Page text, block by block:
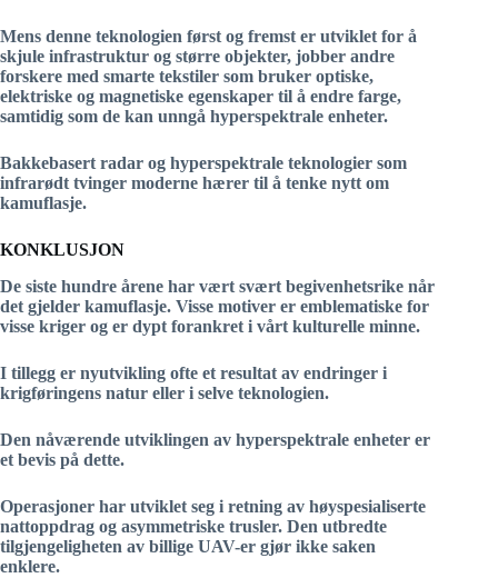
Mens denne teknologien først og fremst er utviklet for å
skjule infrastruktur og større objekter, jobber andre
forskere med smarte tekstiler som bruker optiske,
elektriske og magnetiske egenskaper til å endre farge,
samtidig som de kan unngå hyperspektrale enheter.
Bakkebasert radar og hyperspektrale teknologier som
infrarødt tvinger moderne hærer til å tenke nytt om
kamuflasje.
KONKLUSJON
De siste hundre årene har vært svært begivenhetsrike når
det gjelder kamuflasje. Visse motiver er emblematiske for
visse kriger og er dypt forankret i vårt kulturelle minne.
I tillegg er nyutvikling ofte et resultat av endringer i
krigføringens natur eller i selve teknologien.
Den nåværende utviklingen av hyperspektrale enheter er
et bevis på dette.
Operasjoner har utviklet seg i retning av høyspesialiserte
nattoppdrag og asymmetriske trusler. Den utbredte
tilgjengeligheten av billige UAV-er gjør ikke saken
enklere.